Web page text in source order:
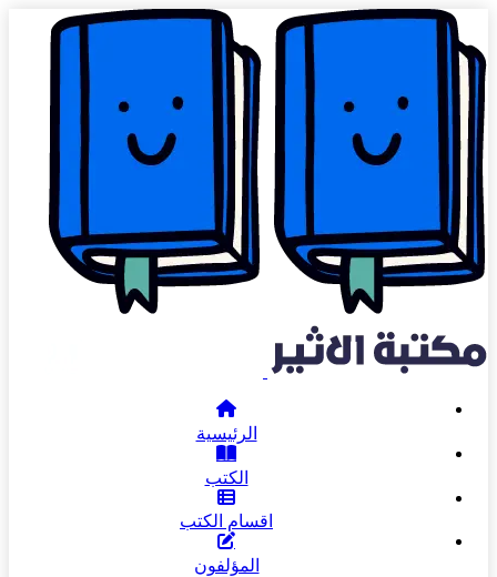
الرئيسية
الكتب
اقسام الكتب
المؤلفون